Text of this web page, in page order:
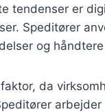
tendenser er
Speditører
og
da